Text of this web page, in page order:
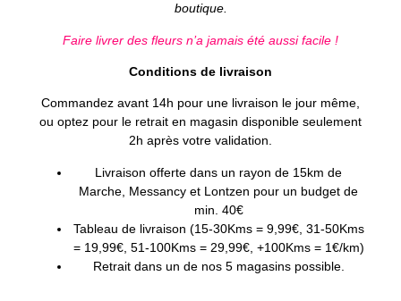
boutique.
Faire livrer des fleurs n’a jamais été aussi facile !
Conditions de livraison
Commandez avant 14h pour une livraison le jour même,
ou optez pour le retrait en magasin disponible seulement
2h après votre validation.
Livraison offerte dans un rayon de 15km de
Marche, Messancy et Lontzen pour un budget de
min. 40€
Tableau de livraison (15-30Kms = 9,99€, 31-50Kms
= 19,99€, 51-100Kms = 29,99€, +100Kms = 1€/km)
Retrait dans un de nos 5 magasins possible.